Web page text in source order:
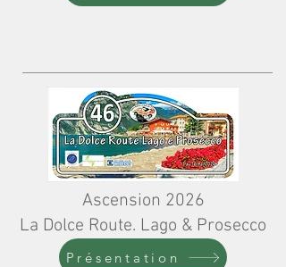
Ascension 2026
La Dolce Route. Lago & Prosecco
Présentation